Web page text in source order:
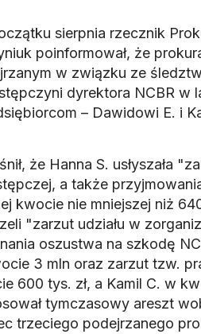
sierpnia rzecznik
poinformował, że
w związku ze
dyrektora NCBR w
– Dawidowi E. i
że Hanna S. usłyszała
a także
kwocie nie mniejszej niż
"zarzut udziału w
oszustwa na szkodę
3 mln oraz zarzut tzw.
600 tys. zł, a Kamil C. w
tymczasowy areszt
trzeciego podejrzanego